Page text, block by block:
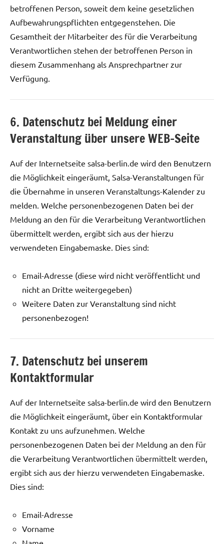
betroffenen Person, soweit dem keine gesetzlichen
Aufbewahrungspflichten entgegenstehen. Die
Gesamtheit der Mitarbeiter des für die Verarbeitung
Verantwortlichen stehen der betroffenen Person in
diesem Zusammenhang als Ansprechpartner zur
Verfügung.
6. Datenschutz bei Meldung einer
Veranstaltung über unsere WEB-Seite
Auf der Internetseite salsa-berlin.de wird den Benutzern
die Möglichkeit eingeräumt, Salsa-Veranstaltungen für
die Übernahme in unseren Veranstaltungs-Kalender zu
melden. Welche personenbezogenen Daten bei der
Meldung an den für die Verarbeitung Verantwortlichen
übermittelt werden, ergibt sich aus der hierzu
verwendeten Eingabemaske. Dies sind:
Email-Adresse (diese wird nicht veröffentlicht und
nicht an Dritte weitergegeben)
Weitere Daten zur Veranstaltung sind nicht
personenbezogen!
7. Datenschutz bei unserem
Kontaktformular
Auf der Internetseite salsa-berlin.de wird den Benutzern
die Möglichkeit eingeräumt, über ein Kontaktformular
Kontakt zu uns aufzunehmen. Welche
personenbezogenen Daten bei der Meldung an den für
die Verarbeitung Verantwortlichen übermittelt werden,
ergibt sich aus der hierzu verwendeten Eingabemaske.
Dies sind:
Email-Adresse
Vorname